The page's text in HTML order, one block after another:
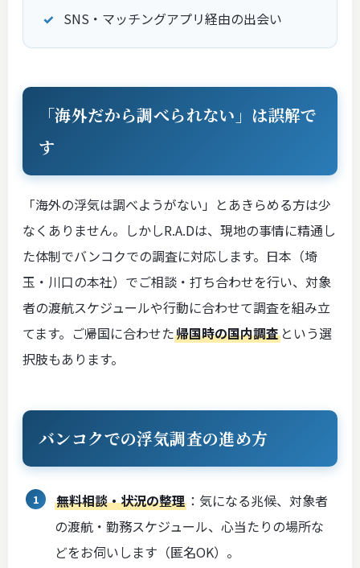
SNS・マッチングアプリ経由の出会い
「海外だから調べられない」は誤解で
す
「海外の浮気は調べようがない」とあきらめる方は少
なくありません。しかしR.A.Dは、現地の事情に精通し
た体制でバンコクでの調査に対応します。日本（埼
玉・川口の本社）でご相談・打ち合わせを行い、対象
者の渡航スケジュールや行動に合わせて調査を組み立
てます。ご帰国に合わせた帰国時の国内調査 という選
択肢もあります。
バンコクでの浮気調査の進め方
無料相談・状況の整理 ：気になる兆候、対象者
の渡航・勤務スケジュール、心当たりの場所な
どをお伺いします（匿名OK）。